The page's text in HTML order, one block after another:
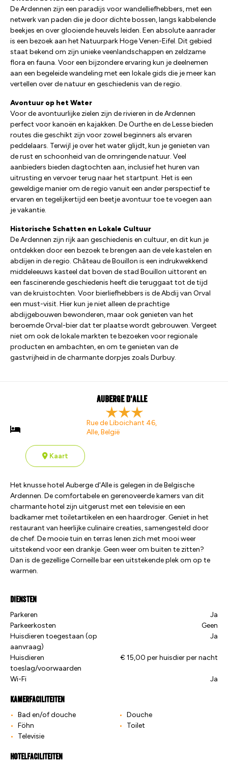
De Ardennen zijn een paradijs voor wandelliefhebbers, met een
netwerk van paden die je door dichte bossen, langs kabbelende
beekjes en over glooiende heuvels leiden. Een absolute aanrader
is een bezoek aan het Natuurpark Hoge Venen-Eifel. Dit gebied
staat bekend om zijn unieke veenlandschappen en zeldzame
flora en fauna. Voor een bijzondere ervaring kun je deelnemen
aan een begeleide wandeling met een lokale gids die je meer kan
vertellen over de natuur en geschiedenis van de regio.
Avontuur op het Water
Voor de avontuurlijke zielen zijn de rivieren in de Ardennen
perfect voor kanoën en kajakken. De Ourthe en de Lesse bieden
routes die geschikt zijn voor zowel beginners als ervaren
peddelaars. Terwijl je over het water glijdt, kun je genieten van
de rust en schoonheid van de omringende natuur. Veel
aanbieders bieden dagtochten aan, inclusief het huren van
uitrusting en vervoer terug naar het startpunt. Het is een
geweldige manier om de regio vanuit een ander perspectief te
ervaren en tegelijkertijd een beetje avontuur toe te voegen aan
je vakantie.
Historische Schatten en Lokale Cultuur
De Ardennen zijn rijk aan geschiedenis en cultuur, en dit kun je
ontdekken door een bezoek te brengen aan de vele kastelen en
abdijen in de regio. Château de Bouillon is een indrukwekkend
middeleeuws kasteel dat boven de stad Bouillon uittorent en
een fascinerende geschiedenis heeft die teruggaat tot de tijd
van de kruistochten. Voor bierliefhebbers is de Abdij van Orval
een must-visit. Hier kun je niet alleen de prachtige
abdijgebouwen bewonderen, maar ook genieten van het
beroemde Orval-bier dat ter plaatse wordt gebrouwen. Vergeet
niet om ook de lokale markten te bezoeken voor regionale
producten en ambachten, en om te genieten van de
gastvrijheid in de charmante dorpjes zoals Durbuy.
Auberge d'Alle
Rue de Liboichant 46,
Alle, België
Kaart
Het knusse hotel Auberge d'Alle is gelegen in de Belgische
Ardennen. De comfortabele en gerenoveerde kamers van dit
charmante hotel zijn uitgerust met een televisie en een
badkamer met toiletartikelen en een haardroger. Geniet in het
restaurant van heerlijke culinaire creaties, samengesteld door
de chef. De mooie tuin en terras lenen zich met mooi weer
uitstekend voor een drankje. Geen weer om buiten te zitten?
Dan is de gezellige Corneille bar een uitstekende plek om op te
warmen.
Diensten
Parkeren
Ja
Parkeerkosten
Geen
Huisdieren toegestaan (op
aanvraag)
Ja
Huisdieren
toeslag/voorwaarden
€ 15,00 per huisdier per nacht
Wi-Fi Ja
Kamerfaciliteiten
Bad en/of douche
Douche
Föhn
Toilet
Televisie
Hotelfaciliteiten